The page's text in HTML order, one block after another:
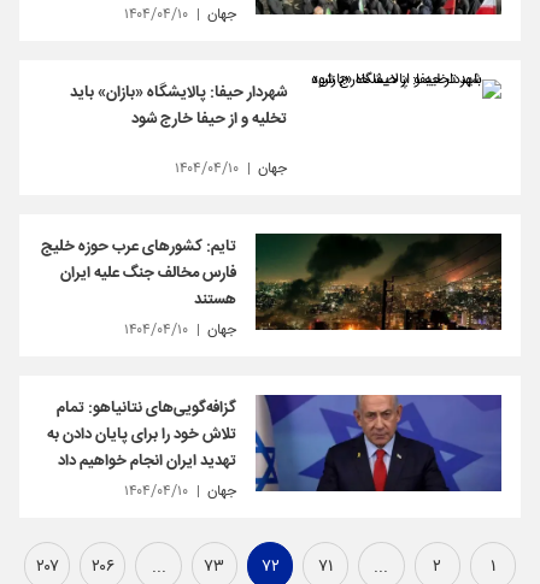
جهان ۱۴۰۴/۰۴/۱۰
شهردار حیفا: پالایشگاه «بازان» باید
تخلیه و از حیفا خارج شود
جهان ۱۴۰۴/۰۴/۱۰
تایم: کشورهای عرب حوزه خلیج
فارس مخالف جنگ علیه ایران
هستند
جهان ۱۴۰۴/۰۴/۱۰
گزافه‌گویی‌های نتانیاهو: تمام
تلاش خود را برای پایان دادن به
تهدید ایران انجام خواهیم داد
جهان ۱۴۰۴/۰۴/۱۰
۱ ۲ ... ۷۱ ۷۲ ۷۳ ... ۲۰۶ ۲۰۷